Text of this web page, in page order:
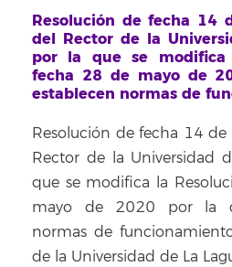
Resolución de fecha 14
del Rector de la
por la que se modifica
fecha 28 de mayo de
establecen normas de
Resolución de fecha 14
Rector de la Universidad
que se modifica la
mayo de 2020 por la
normas de
de la Universidad de La